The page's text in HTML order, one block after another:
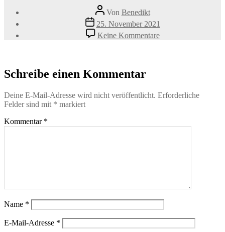
Beitragsautor
Von Benedikt
Veröffentlichungsdatum
25. November 2021
Keine Kommentarezu
Treibhund_Corgi-
Schreibe einen Kommentar
Deine E-Mail-Adresse wird nicht veröffentlicht. Erforderliche
Felder sind mit * markiert
Kommentar *
Name *
E-Mail-Adresse *